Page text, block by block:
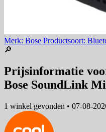
Merk: Bose Productsoort:
🔎
Prijsinformatie
Bose SoundLink
1 winkel gevonden • 07-08-